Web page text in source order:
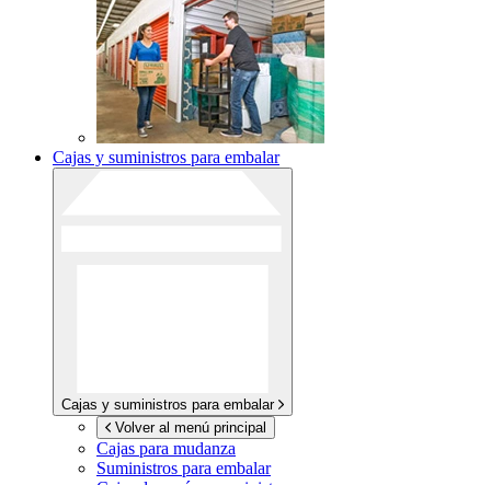
Cajas y suministros para embalar
Cajas y suministros para embalar
Volver al menú principal
Cajas para mudanza
Suministros para embalar